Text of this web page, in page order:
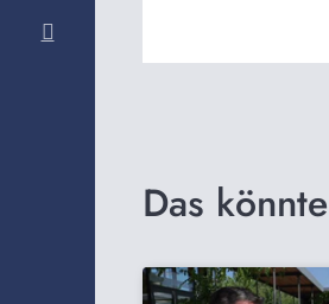
Das